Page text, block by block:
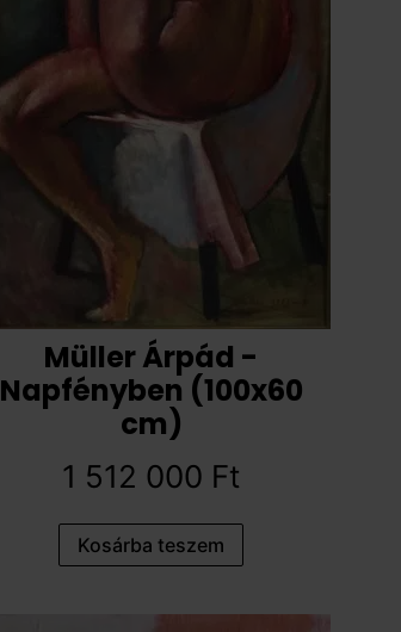
Müller Árpád -
Napfényben (100x60
cm)
1 512 000 Ft
Kosárba teszem